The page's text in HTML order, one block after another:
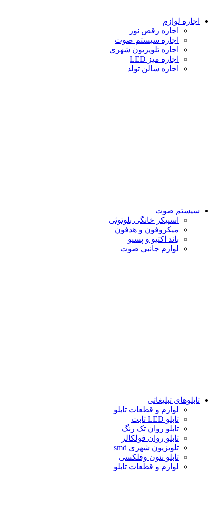
اجاره لوازم
اجاره رقص نور
اجاره سیستم صوت
اجاره تلویزیون شهری
اجاره میز LED
اجاره سالن تولد
سیستم صوت
اسپیکر خانگی بلوتوثی
میکروفون و هدفون
باند اکتیو و پسیو
لوازم جانبی صوت
تابلوهاى تبلیغاتى
لوازم و قطعات تابلو
تابلو LED ثابت
تابلو روان تک رنگ
تابلو روان فولكالر
تلويزيون شهرى smd
تابلو نئون وفلکسی
لوازم و قطعات تابلو